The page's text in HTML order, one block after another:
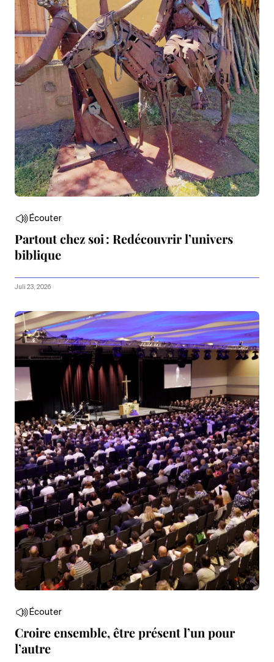
Écouter
Partout chez soi : Redécouvrir l’univers
biblique
Juli 23, 2026
Écouter
Croire ensemble, être présent l’un pour
l’autre